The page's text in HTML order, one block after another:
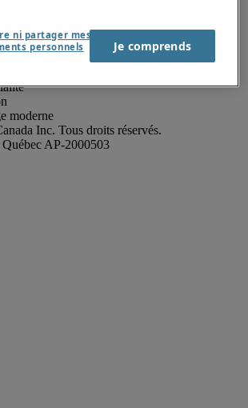
moderne
Inc. Tous droits réservés.
ni partager mes
personnels
Je comprends